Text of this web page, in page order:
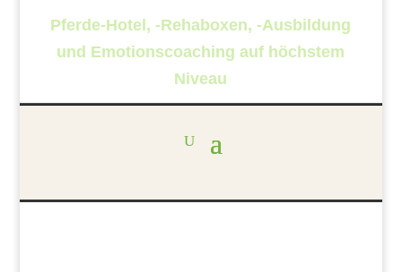
Pferde-Hotel, -Rehaboxen, -Ausbildung
und Emotionscoaching auf höchstem
Niveau